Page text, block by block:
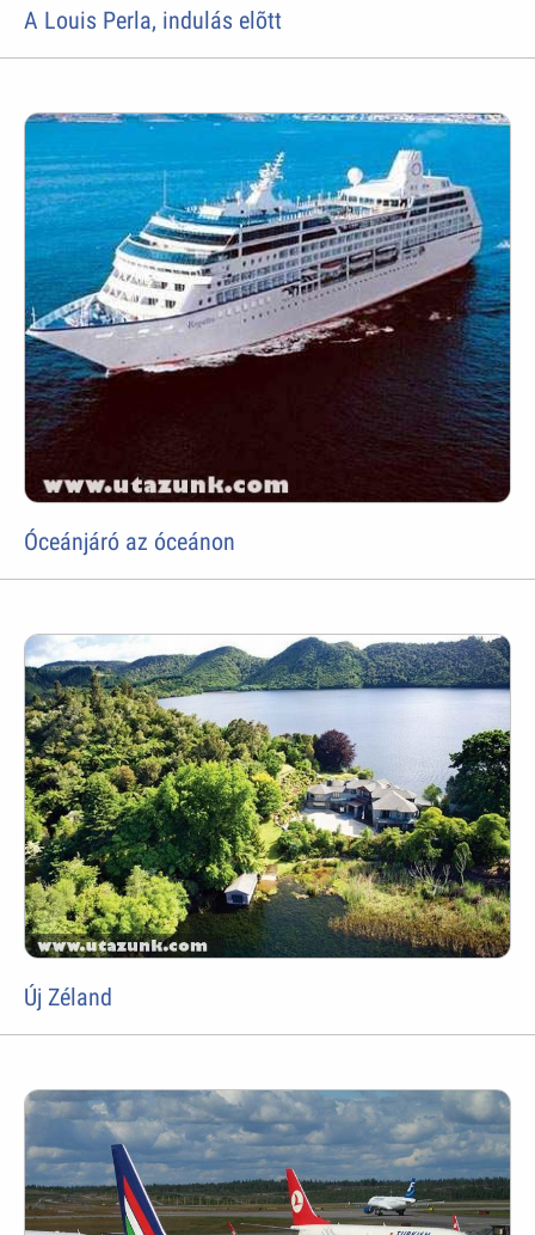
A Louis Perla, indulás elõtt
Óceánjáró az óceánon
Új Zéland